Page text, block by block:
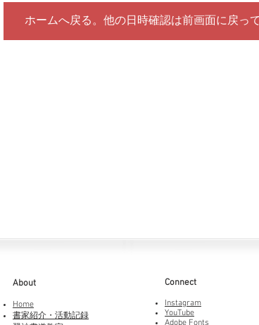
ホームへ戻る。他の日時確認は前画面に戻って
About
Home
書家紹介・活動記録
Connect
Instagram
YouTube
Adobe Fonts